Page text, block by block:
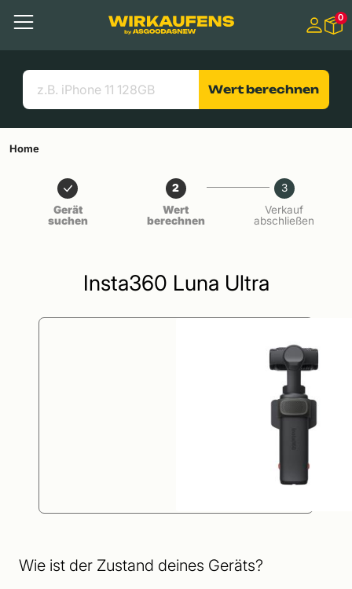
Menü
Suchen
Nützliche Links
0
Wert berechnen
Home
Gerät
suchen
2
Wert
berechnen
3
Verkauf
abschließen
Insta360 Luna Ultra
Wie ist der Zustand deines Geräts?